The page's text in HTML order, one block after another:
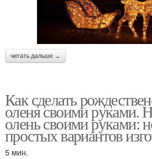
читать дальше →
Как сделать
оленя своими руками.
олень своими руками:
простых вариантов
5 мин.